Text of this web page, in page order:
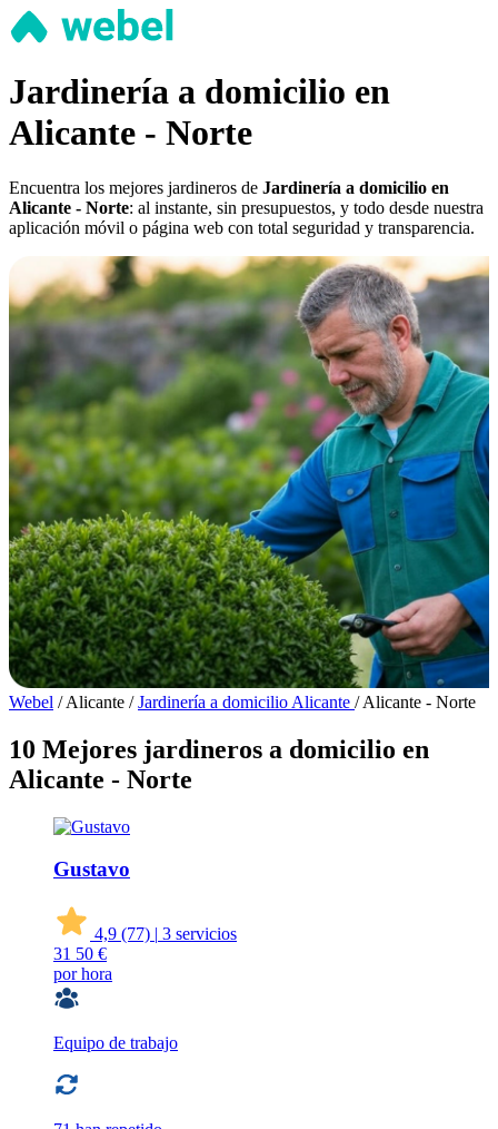
Jardinería a domicilio en
Alicante - Norte
Encuentra los mejores jardineros de Jardinería a domicilio en
Alicante - Norte: al instante, sin presupuestos, y todo desde nuestra
aplicación móvil o página web con total seguridad y transparencia.
Webel / Alicante / Jardinería a domicilio Alicante / Alicante - Norte
10 Mejores jardineros a domicilio en
Alicante - Norte
Gustavo
4,9 (77) | 3 servicios
31 50 €
por hora
Equipo de trabajo